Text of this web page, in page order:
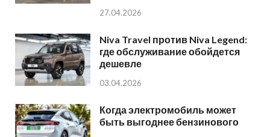
27.04.2026
Niva Travel против Niva Legend:
где обслуживание обойдется
дешевле
03.04.2026
Когда электромобиль может
быть выгоднее бензинового